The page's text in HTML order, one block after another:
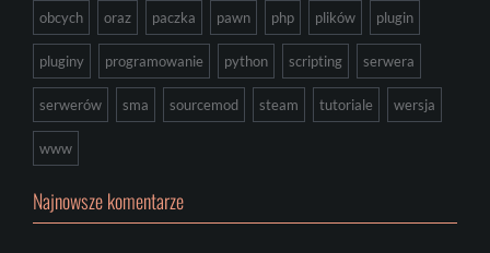
obcych oraz paczka pawn php plików plugin
pluginy programowanie python scripting serwera
serwerów sma sourcemod steam tutoriale wersja
www
Najnowsze komentarze